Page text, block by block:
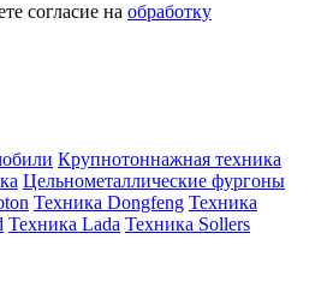
согласие на обработку
Крупнотоннажная техника
Цельнометаллические фургоны
Техника Dongfeng Техника
Техника Lada Техника Sollers